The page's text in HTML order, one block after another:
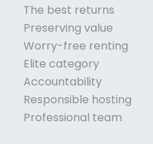
The best returns
Preserving value
Worry-free renting
Elite category
Accountability
Responsible hosting
Professional team